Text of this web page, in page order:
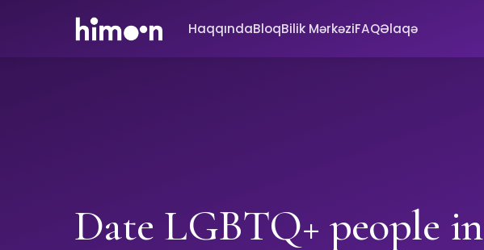
HaqqındaBloqBilik MərkəziFAQƏlaqə
Date LGBTQ+ people in